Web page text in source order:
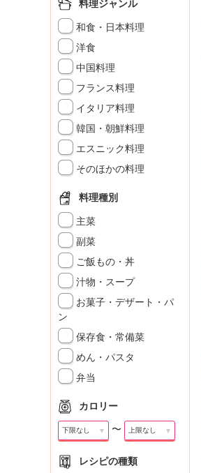
料理ジャンル
和食・日本料理
洋食
中国料理
フランス料理
イタリア料理
韓国・朝鮮料理
エスニック料理
そのほかの料理
料理種別
主菜
副菜
ご飯もの・丼
汁物・スープ
お菓子・デザート・パ
ン
保存食・常備菜
めん・パスタ
弁当
カロリー
▼ 〜 ▼
レシピの種類